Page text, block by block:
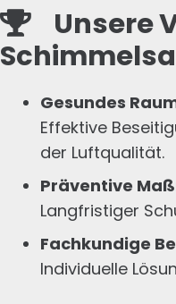
Unsere
Gesundes
Effektive
der Luftqualität.
Präventive
Langfristiger
Fachkundige
Individuelle